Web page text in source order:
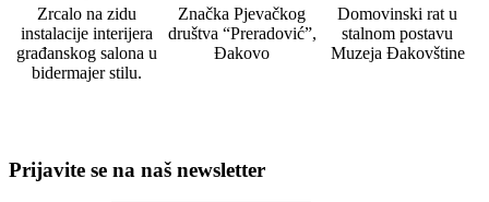
Zrcalo na zidu
instalacije interijera
građanskog salona u
bidermajer stilu.
Značka Pjevačkog
društva “Preradović”,
Đakovo
Domovinski rat u
stalnom postavu
Muzeja Đakovštine
Prijavite se na naš newsletter